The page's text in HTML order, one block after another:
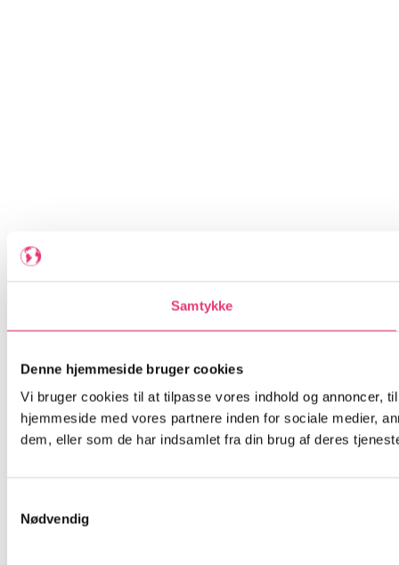
Samtykke
Denne hjemmeside bruger cookies
Vi bruger cookies til at tilpasse vores indhold og annoncer,
hjemmeside med vores partnere inden for sociale medier,
dem, eller som de har indsamlet fra din brug af deres
Nødvendig